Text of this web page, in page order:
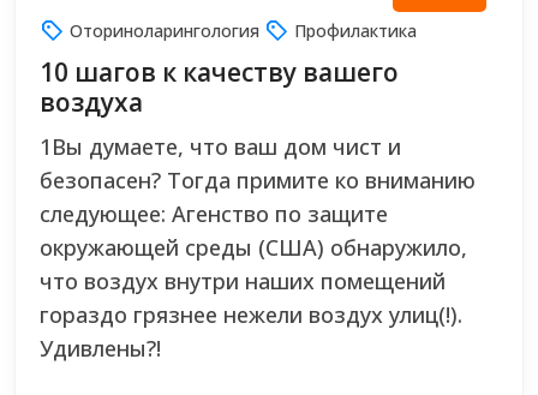
Оториноларингология Профилактика
10 шагов к качеству вашего
воздуха
1Вы думаете, что ваш дом чист и
безопасен? Тогда примите ко вниманию
следующее: Агенство по защите
окружающей среды (США) обнаружило,
что воздух внутри наших помещений
гораздо грязнее нежели воздух улиц(!).
Удивлены?!